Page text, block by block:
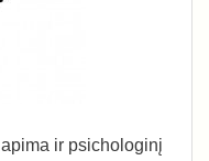
ir psichologinį